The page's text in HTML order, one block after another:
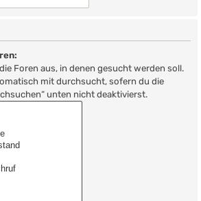
Foren aus, in denen gesucht werden soll.
mit durchsucht, sofern du die
unten nicht deaktivierst.